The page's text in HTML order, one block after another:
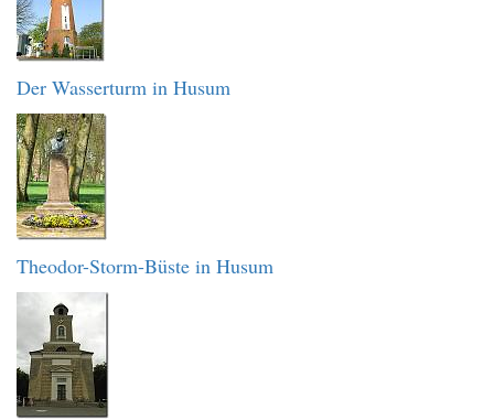
Der Wasserturm in Husum
Theodor-Storm-Büste in Husum